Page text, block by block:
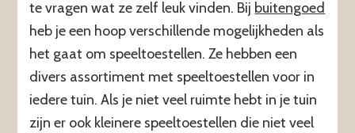
te vragen wat ze zelf leuk vinden. Bij buitengoed
heb je een hoop verschillende mogelijkheden als
het gaat om speeltoestellen. Ze hebben een
divers assortiment met speeltoestellen voor in
iedere tuin. Als je niet veel ruimte hebt in je tuin
zijn er ook kleinere speeltoestellen die niet veel